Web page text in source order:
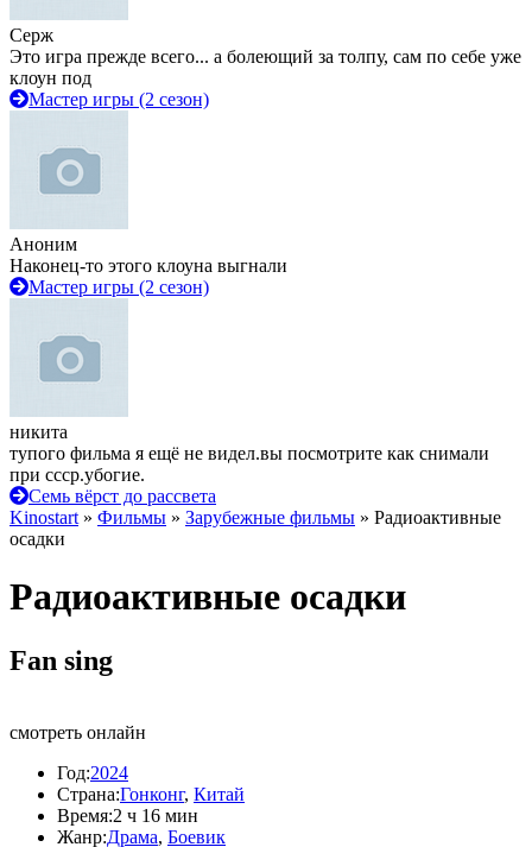
Серж
Это игра прежде всего... а болеющий за толпу, сам по себе уже
клоун под
Мастер игры (2 сезон)
Аноним
Наконец-то этого клоуна выгнали
Мастер игры (2 сезон)
никита
тупого фильма я ещё не видел.вы посмотрите как снимали
при ссср.убогие.
Семь вёрст до рассвета
Kinostart » Фильмы » Зарубежные фильмы » Радиоактивные
осадки
Радиоактивные осадки
Fan sing
смотреть онлайн
Год:2024
Страна:Гонконг, Китай
Время:2 ч 16 мин
Жанр:Драма, Боевик